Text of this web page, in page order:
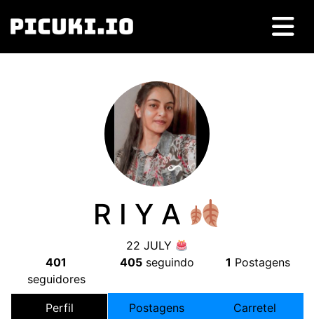
R I Y A
22 JULY
401
seguidores
405 seguindo 1 Postagens
Perfil Postagens Carretel